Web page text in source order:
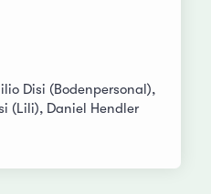
Disi (Bodenpersonal),
(Lili), Daniel Hendler